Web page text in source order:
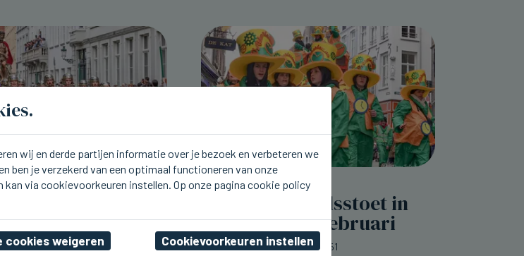
Heilig
in Brugge
2026, 21:10
BRUGGE
Grote carnavalsstoet in
Brugge op 28 februari
ma 22 december 2025, 16:51
wij en derde partijen informatie over je bezoek en verbeteren we
ben je verzekerd van een optimaal functioneren van onze
via cookievoorkeuren instellen. Op onze pagina cookie policy
cookies weigeren Cookievoorkeuren instellen